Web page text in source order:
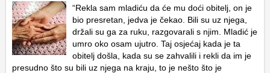
“Rekla sam mladiću da će mu doći obitelj, on je
bio presretan, jedva je čekao. Bili su uz njega,
držali su ga za ruku, razgovarali s njim. Mladić je
umro oko osam ujutro. Taj osjećaj kada je ta
obitelj došla, kada su se zahvalili i rekli da im je
presudno što su bili uz njega na kraju, to je nešto što je